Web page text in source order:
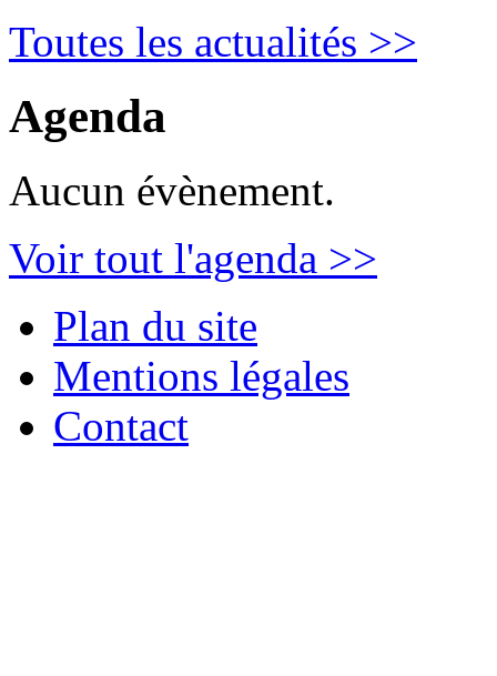
Toutes les actualités >>
Agenda
Aucun évènement.
Voir tout l'agenda >>
Plan du site
Mentions légales
Contact